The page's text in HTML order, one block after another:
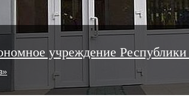
учреждение